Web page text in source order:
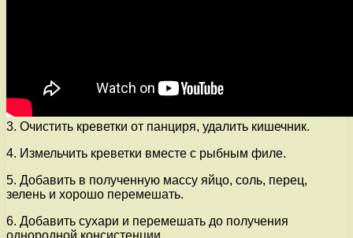
3. Очистить креветки от панциря, удалить кишечник.
4. Измельчить креветки вместе с рыбным филе.
5. Добавить в полученную массу яйцо, соль, перец,
зелень и хорошо перемешать.
6. Добавить сухари и перемешать до получения